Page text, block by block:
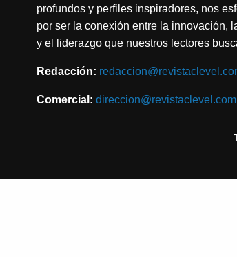
profundos y perfiles inspiradores, nos
por ser la conexión entre la innovación,
y el liderazgo que nuestros lectores
Redacción:
Comercial: direccion@revistaclevel.com